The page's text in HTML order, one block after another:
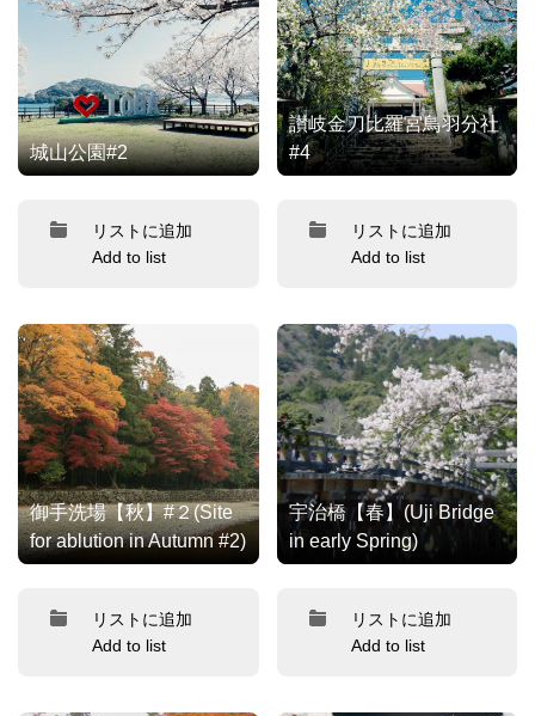
城山公園#2
リストに追加
Add to list
讃岐金刀比羅宮鳥羽分社
#4
リストに追加
Add to list
御手洗場【秋】#２(Site
for ablution in Autumn #2)
リストに追加
Add to list
宇治橋【春】(Uji Bridge
in early Spring)
リストに追加
Add to list